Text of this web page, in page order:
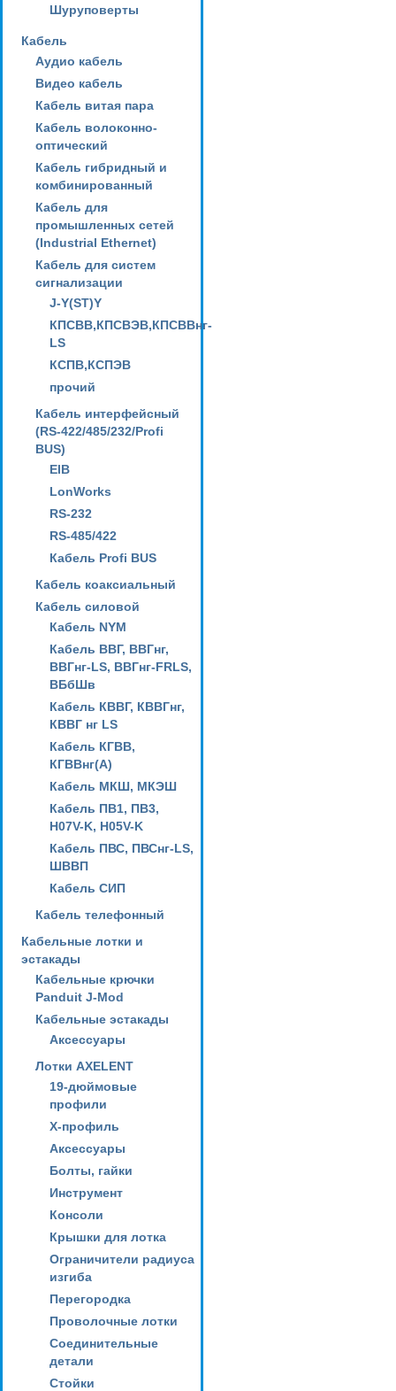
Шуруповерты
Кабель
Аудио кабель
Видео кабель
Кабель витая пара
Кабель волоконно-
оптический
Кабель гибридный и
комбинированный
Кабель для
промышленных сетей
(Industrial Ethernet)
Кабель для систем
сигнализации
J-Y(ST)Y
КПСВВ,КПСВЭВ,КПСВВнг-
LS
КСПВ,КСПЭВ
прочий
Кабель интерфейсный
(RS-422/485/232/Profi
BUS)
EIB
LonWorks
RS-232
RS-485/422
Кабель Profi BUS
Кабель коаксиальный
Кабель силовой
Кабель NYM
Кабель ВВГ, ВВГнг,
ВВГнг-LS, ВВГнг-FRLS,
ВБбШв
Кабель КВВГ, КВВГнг,
КВВГ нг LS
Кабель КГВВ,
КГВВнг(А)
Кабель МКШ, МКЭШ
Кабель ПВ1, ПВ3,
H07V-K, H05V-K
Кабель ПВС, ПВСнг-LS,
ШВВП
Кабель СИП
Кабель телефонный
Кабельные лотки и
эстакады
Кабельные крючки
Panduit J-Mod
Кабельные эстакады
Аксессуары
Лотки AXELENT
19-дюймовые
профили
X-профиль
Аксессуары
Болты, гайки
Инструмент
Консоли
Крышки для лотка
Ограничители радиуса
изгиба
Перегородка
Проволочные лотки
Соединительные
детали
Стойки